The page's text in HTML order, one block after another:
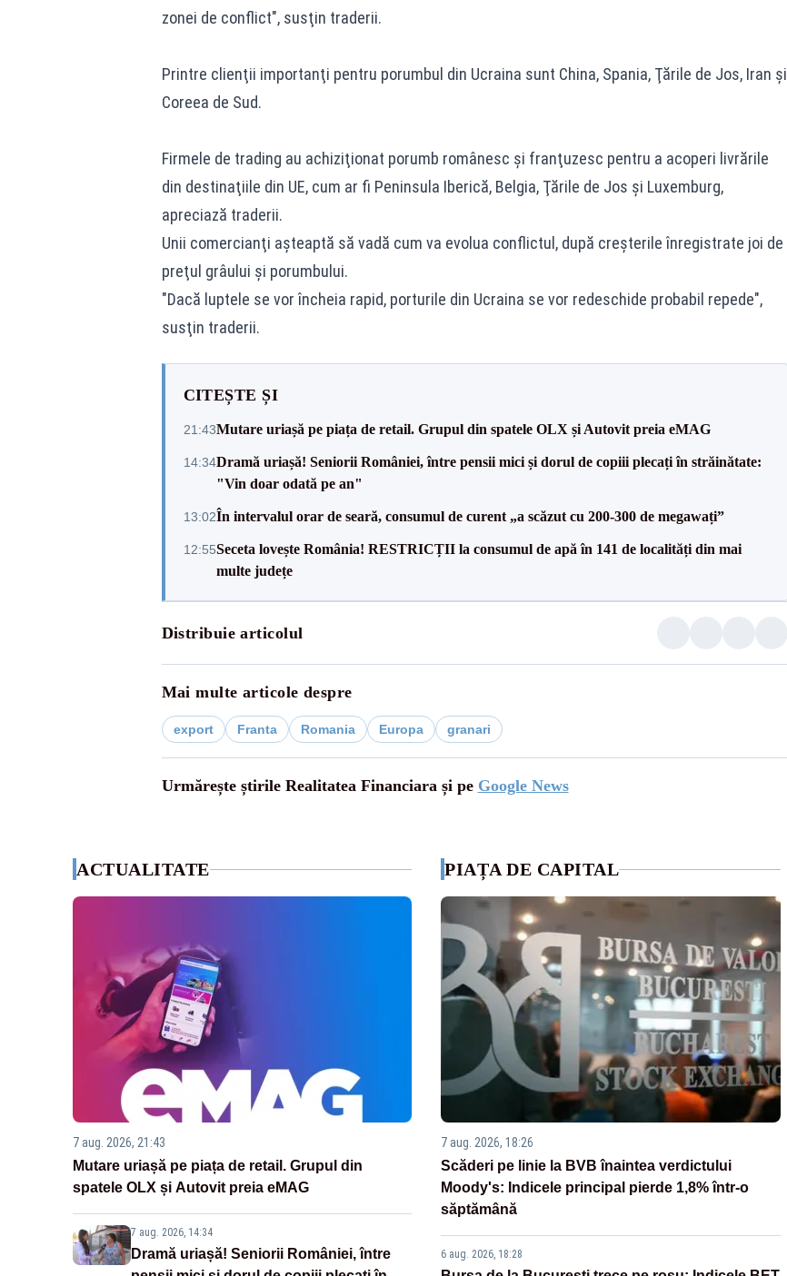
zonei de conflict", susţin traderii.
Printre clienţii importanţi pentru porumbul din Ucraina sunt China, Spania, Ţările de Jos, Iran şi
Coreea de Sud.
Firmele de trading au achiziţionat porumb românesc şi franţuzesc pentru a acoperi livrările
din destinaţiile din UE, cum ar fi Peninsula Iberică, Belgia, Ţările de Jos şi Luxemburg,
apreciază traderii.
Unii comercianţi aşteaptă să vadă cum va evolua conflictul, după creşterile înregistrate joi de
preţul grâului şi porumbului.
"Dacă luptele se vor încheia rapid, porturile din Ucraina se vor redeschide probabil repede",
susţin traderii.
CITEȘTE ȘI
21:43Mutare uriașă pe piața de retail. Grupul din spatele OLX și Autovit preia eMAG
14:34Dramă uriașă! Seniorii României, între pensii mici și dorul de copiii plecați în străinătate:
"Vin doar odată pe an"
13:02În intervalul orar de seară, consumul de curent „a scăzut cu 200-300 de megawați”
12:55Seceta lovește România! RESTRICȚII la consumul de apă în 141 de localități din mai
multe județe
Distribuie articolul
Mai multe articole despre
export Franta Romania Europa granari
Urmărește știrile Realitatea Financiara și pe Google News
ACTUALITATE
7 aug. 2026, 21:43
Mutare uriașă pe piața de retail. Grupul din
spatele OLX și Autovit preia eMAG
7 aug. 2026, 14:34
Dramă uriașă! Seniorii României, între
PIAȚA DE CAPITAL
7 aug. 2026, 18:26
Scăderi pe linie la BVB înaintea verdictului
Moody's: Indicele principal pierde 1,8% într-o
săptămână
6 aug. 2026, 18:28